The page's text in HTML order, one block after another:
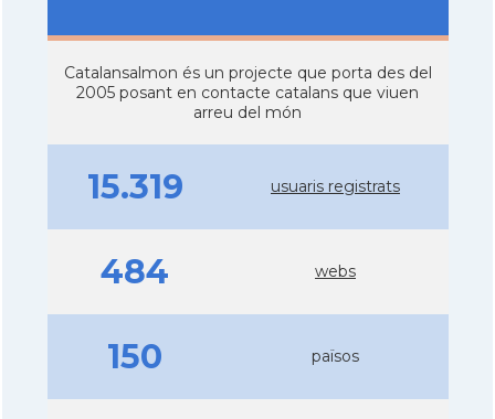
Catalansalmon és un projecte que porta des del
2005 posant en contacte catalans que viuen
arreu del món
15.319 usuaris registrats
484 webs
150 països